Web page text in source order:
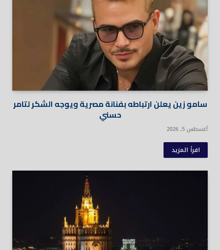
سامو زين يعلن ارتباطه بفنانة مصرية ويوجه الشكر لتامر
حسني
أغسطس 5, 2026
اقرأ المزيد